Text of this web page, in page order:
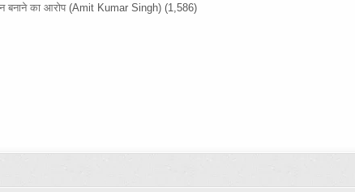
बनाने का आरोप (Amit Kumar Singh) (1,586)